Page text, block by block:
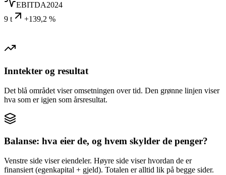
EBITDA2024
9 t
+139,2 %
Inntekter og resultat
Det blå området viser omsetningen over tid. Den grønne linjen viser
hva som er igjen som årsresultat.
Balanse: hva eier de, og hvem skylder de penger?
Venstre side viser eiendeler. Høyre side viser hvordan de er
finansiert (egenkapital + gjeld). Totalen er alltid lik på begge sider.